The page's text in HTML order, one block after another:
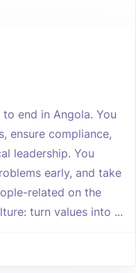
end in Angola. You
ensure compliance,
leadership. You
early, and take
related on the
turn values into ...